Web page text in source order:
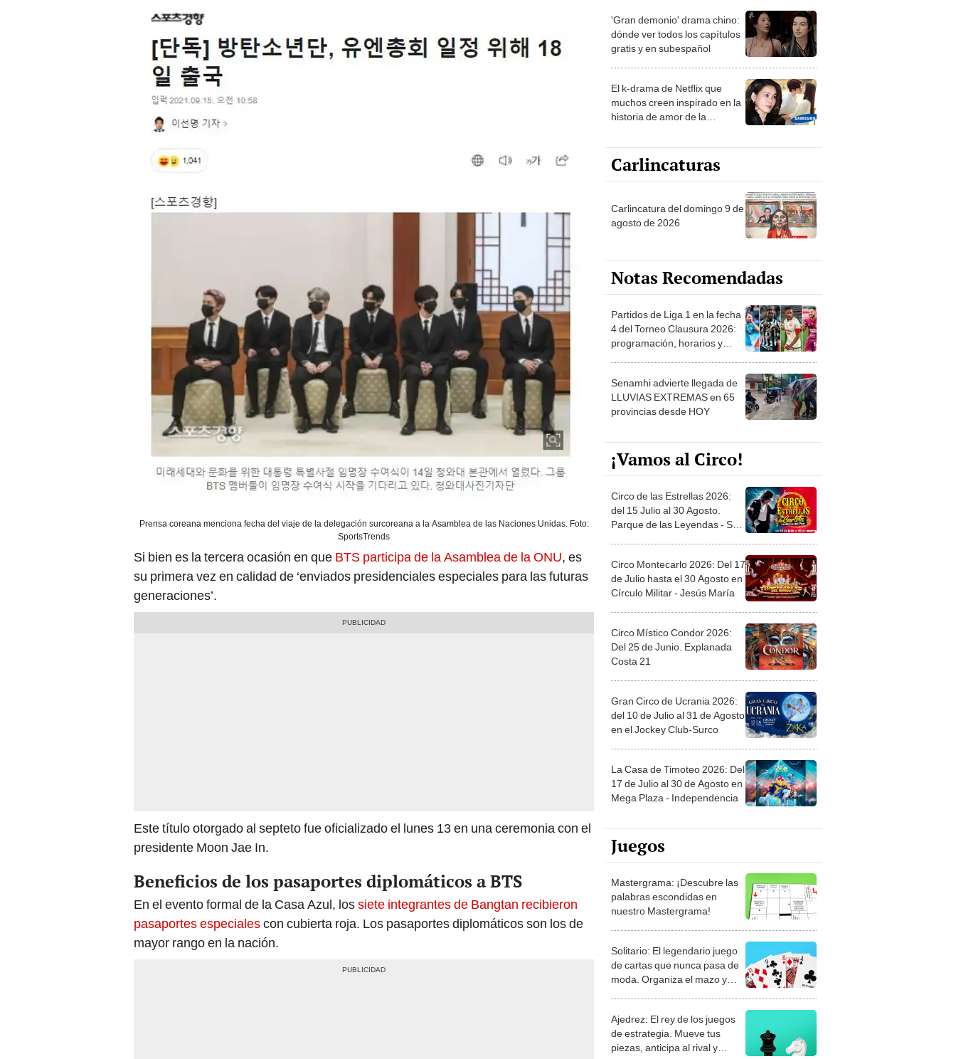
Prensa coreana menciona fecha del viaje de la delegación surcoreana a la Asamblea de las Naciones Unidas. Foto:
SportsTrends
Si bien es la tercera ocasión en que BTS participa de la Asamblea de la ONU, es
su primera vez en calidad de ‘enviados presidenciales especiales para las futuras
generaciones’.
Este título otorgado al septeto fue oficializado el lunes 13 en una ceremonia con el
presidente Moon Jae In.
Beneficios de los pasaportes diplomáticos a BTS
En el evento formal de la Casa Azul, lossiete integrantes de Bangtan recibieron
pasaportes especialescon cubierta roja. Los pasaportes diplomáticos son los de
mayor rango en la nación.
'Gran demonio' drama chino:
dónde ver todos los capítulos
gratis y en subespañol
El k-drama de Netflix que
muchos creen inspirado en la
historia de amor de la
Carlincaturas
Carlincatura del domingo 9 de
agosto de 2026
Notas Recomendadas
Partidos de Liga 1 en la fecha
4 del Torneo Clausura 2026:
programación, horarios y
Senamhi advierte llegada de
LLUVIAS EXTREMAS en 65
provincias desde HOY
¡Vamos al Circo!
Circo de las Estrellas 2026:
del 15 Julio al 30 Agosto.
Parque de las Leyendas - San
Circo Montecarlo 2026: Del 17
de Julio hasta el 30 Agosto en
Círculo Militar - Jesús María
Circo Místico Condor 2026:
Del 25 de Junio. Explanada
Costa 21
Gran Circo de Ucrania 2026:
del 10 de Julio al 31 de Agosto
en el Jockey Club-Surco
La Casa de Timoteo 2026: Del
17 de Julio al 30 de Agosto en
Mega Plaza - Independencia
Juegos
Mastergrama: ¡Descubre las
palabras escondidas en
nuestro Mastergrama!
Solitario: El legendario juego
de cartas que nunca pasa de
moda. Organiza el mazo y
Ajedrez: El rey de los juegos
de estrategia. Mueve tus
piezas, anticipa al rival y